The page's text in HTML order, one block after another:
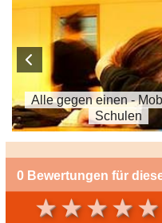
Alle gegen einen -
Schulen
0 Bewertungen für